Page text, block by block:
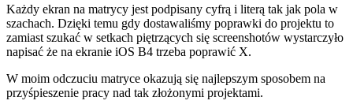
Każdy ekran na matrycy jest podpisany cyfrą i literą tak jak pola w
szachach. Dzięki temu gdy dostawaliśmy poprawki do projektu to
zamiast szukać w setkach piętrzących się screenshotów wystarczyło
napisać że na ekranie iOS B4 trzeba poprawić X.
W moim odczuciu matryce okazują się najlepszym sposobem na
przyśpieszenie pracy nad tak złożonymi projektami.